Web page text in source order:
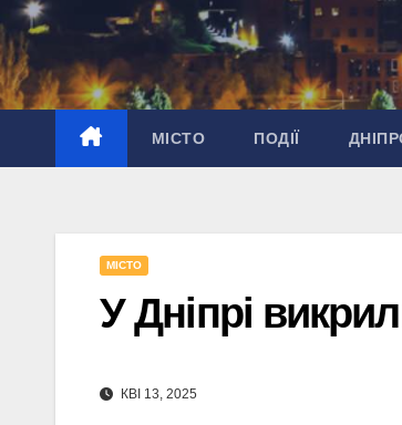
Перейти
до
вмісту
МІСТО ПОДІЇ
МІСТО
У Дніпрі
КВІ 13, 2025